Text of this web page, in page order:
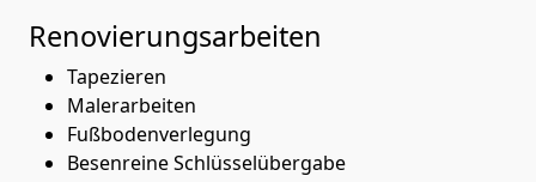
Renovierungsarbeiten
Tapezieren
Malerarbeiten
Fußbodenverlegung
Besenreine Schlüsselübergabe